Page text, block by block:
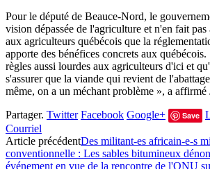
Pour le député de Beauce-Nord, le
vision dépassée de l'agriculture et n'en fait pas
aux agriculteurs québécois que la
apporte des bénéfices concrets aux
règles aussi lourdes aux agriculteurs d'ici et
s'assurer que la viande qui revient de
même, on a un méchant problème », a
Partager. Twitter Facebook Google+ Save
Courriel
Article précédentDes militant-es africain-e-s
conventionnelle : Les sables bitumineux
événement en vue de la rencontre de l'ONU